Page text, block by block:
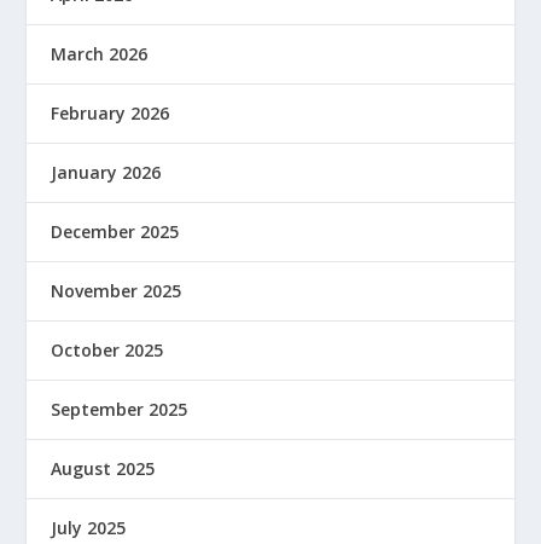
March 2026
February 2026
January 2026
December 2025
November 2025
October 2025
September 2025
August 2025
July 2025